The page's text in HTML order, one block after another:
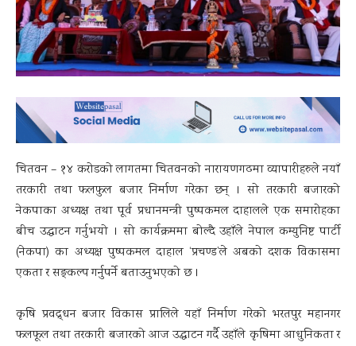
चितवन – १४ करोडको लागतमा चितवनको नारायणगढमा व्यापारीहरुले नयाँ
तरकारी तथा फलफुल बजार निर्माण गरेका छन् । सो तरकारी बजारको
नेकपाका अध्यक्ष तथा पूर्व प्रधानमन्त्री पुष्पकमल दाहालले एक समारोहका
बीच उद्घाटन गर्नुभयो । सो कार्यक्रममा बोल्दै उहाँले नेपाल कम्युनिष्ट पार्टी
(नेकपा) का अध्यक्ष पुष्पकमल दाहाल ‘प्रचण्ड’ले अबको दशक विकासमा
एकता र सङ्कल्प गर्नुपर्ने बताउनुभएको छ ।
कृषि प्रवद्र्धन बजार विकास प्रालिले यहाँ निर्माण गरेको भरतपुर महानगर
फलफूल तथा तरकारी बजारको आज उद्घाटन गर्दै उहाँले कृषिमा आधुनिकता र